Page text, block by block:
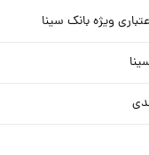
ویژه بانک سینا